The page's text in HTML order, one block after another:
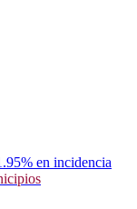
en incidencia